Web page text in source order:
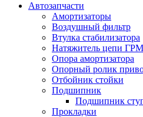
Автозапчасти
Амортизаторы
Воздушный фильтр
Втулка стабилизатора
Натяжитель цепи ГРМ
Опора амортизатора
Опорный ролик
Отбойник стойки
Подшипник
Подшипник
Прокладки